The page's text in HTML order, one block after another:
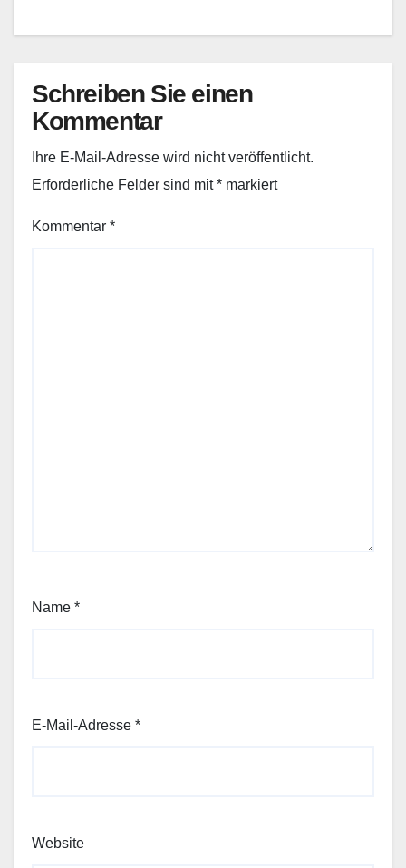
Schreiben Sie einen
Kommentar
Ihre E-Mail-Adresse wird nicht veröffentlicht.
Erforderliche Felder sind mit* markiert
Kommentar *
Name *
E-Mail-Adresse *
Website